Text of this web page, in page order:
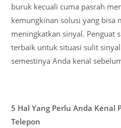
buruk kecuali cuma pasrah
kemungkinan solusi yang bisa
meningkatkan sinyal. Penguat
terbaik untuk situasi sulit
semestinya Anda kenal
5 Hal Yang Perlu Anda Kenal
Telepon